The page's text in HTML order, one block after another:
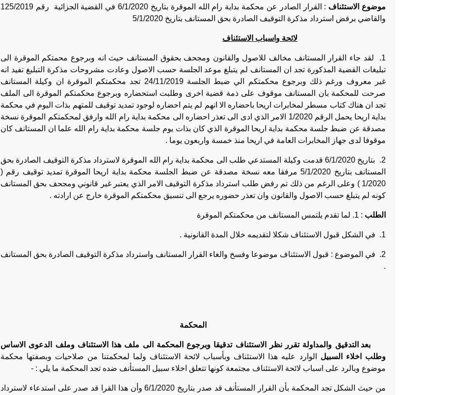
موضوع الاستئناف
: القرار الصادر عن محكمة بداية رام الله الموقرة بتاريخ 6/1/2020 في القضية الجزائية رقم 125/2019
والقاضي برفض استرداد مذكرة التوقيف الصادرة بحق المستانف بتاريخ 5/1/2020
لائحة واسباب الاستئناف
1. لقد جاء القرار المستانف مخالف للاصول والقانون ومجحف بحقوق المستانف حيث انه وبرجوع محمتكم الموقرة الى
تبليغات القضية المذكورة تجد ان المستانف لم يتبلغ موعد الجلسة حسب الاصول وعادت مشروحات مذكرة التبليغ تفيد انه
غير معروف ورغم ذلك وبرجوع محكمتكم الي ضبط الجلسة 24/11/2019 تجد محكمتكم الموقرة ان وكيلة المستانف
صرحت للمحكمة بان المستانف موقوف على ذمة قضية اخرى وطلبت استحضاره وبرجوع محكمتكم الموقرة الى الملف
تجد ان هناك كتاب مسطر لمخابرات اريحا باحضاره الا انهم لم يتم احضاره لوجود تمديد توقيف للمتهم بذات اليوم في محكمة
بداية اريحا يحمل الرقم 1/2020 الامر الذي ادى الى تعذر احضاره الى محكمة بداية رام الله وارفق لمحكمتكم الموقرة نسخة
مصدقة عن ضبط جلسة محكمة بداية اريحا الموقرة الذي كان بذات يوم جلسة محكمة بداية رام الله علما ان المستانف كان
موقوفا لدى جهاز المخابرات العامة في اريحا منذ خمسة واربعون يوما .
2. بتاريخ 6/1/2020 قدمت وكيلة المستدعي طلب الى محكمة بداية رام الله الموقرة لاسترداد مذكرة التوقيف الصادرة بحق
المستانف بتاريخ 5/1/2020 مرفقا معه نسخة مصدقة عن ضبط الجلسة محكمة بداية اريحا الموقرة تمديد توقيف رقم (
1/2020 ) وعلى الرغم من ذلك تم رفض طلب استرداد مذكرة التوقيف الامر الذي يعتبر غير قانوني ومجحف بحق المستانف
كونه لم يتبلغ حسب الاصول والقانون وان تعذر حضوره يرجع الى تنسيق محكمتكم الموقرة خارج عن ارادته .
الطلب : 1. لما تقدم يلتمس المستانف من محكمتكم الموقرة
1. في الشكل قبول الاستئناف شكلا لتقديمه خلال المدة القانونية .
2. في الموضوع : قبول الاستئناف موضوعا وفسخ والغاء القرار المستانف واسترداد مذكرة التوقيف الصادرة بحق المستانف
.
المحكمة
بعد التدقيق والمداولة تقرر نظر الاستئناف تدقيقا وبرجوع المحكمة الى ملف هذا الاستئناف وملف الدعوى الاساس
وطلب اخلاء السبيل
الوارد عليه هذا الاستئناف وبأسباب لائحة الاستئناف ولما لمحكمتنا من صلاحيات وبصفتها محكمة
موضوع وبالرد على اسباب لائحة الاستئناف مجتمعة كونها تتعلق اخلاء سبيل المستأنف ضده تجد المحكمة ما يلي : -
من حيث الشكل تجد المحكمة بأن القرار المستأنف قد صدر بتاريخ 6/1/2020 وأن هذا القرا قد صدر على استدعاء لاسترداد